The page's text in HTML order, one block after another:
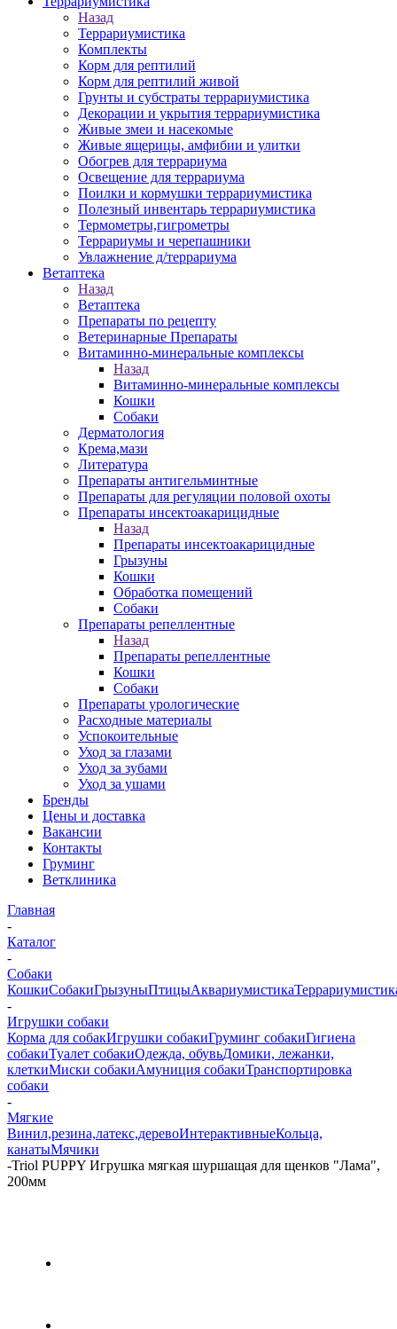
Назад
Террариумистика
Комплекты
Корм для рептилий
Корм для рептилий живой
Грунты и субстраты террариумистика
Декорации и укрытия террариумистика
Живые змеи и насекомые
Живые ящерицы, амфибии и улитки
Обогрев для террариума
Освещение для террариума
Поилки и кормушки террариумистика
Полезный инвентарь террариумистика
Термометры,гигрометры
Террариумы и черепашники
Увлажнение д/террариума
Ветаптека
Назад
Ветаптека
Препараты по рецепту
Ветеринарные Препараты
Витаминно-минеральные комплексы
Назад
Витаминно-минеральные комплексы
Кошки
Собаки
Дерматология
Крема,мази
Литература
Препараты антигельминтные
Препараты для регуляции половой охоты
Препараты инсектоакарицидные
Назад
Препараты инсектоакарицидные
Грызуны
Кошки
Обработка помещений
Собаки
Препараты репеллентные
Назад
Препараты репеллентные
Кошки
Собаки
Препараты урологические
Расходные материалы
Успокоительные
Уход за глазами
Уход за зубами
Уход за ушами
Бренды
Цены и доставка
Вакансии
Контакты
Груминг
Ветклиника
Главная
-
Каталог
-
Собаки
КошкиСобакиГрызуныПтицыАквариумистика
-
Игрушки собаки
Корма для собакИгрушки собакиГруминг собакиГигиена
собакиТуалет собакиОдежда, обувьДомики, лежанки,
клеткиМиски собакиАмуниция собакиТранспортировка
собаки
-
Мягкие
Винил,резина,латекс,деревоИнтерактивныеКольца,
канатыМячики
-Triol PUPPY Игрушка мягкая шуршащая для щенков "Лама",
200мм